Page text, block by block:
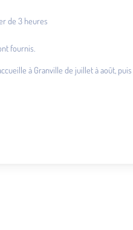
de 3 heures
fournis.
à Granville de juillet à août,